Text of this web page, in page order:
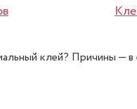
клей? Причины —